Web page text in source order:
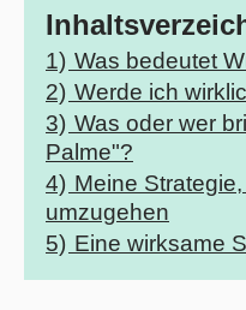
1) Was bedeutet
2) Werde ich
3) Was oder wer
Palme"?
4) Meine
umzugehen
5) Eine wirksame